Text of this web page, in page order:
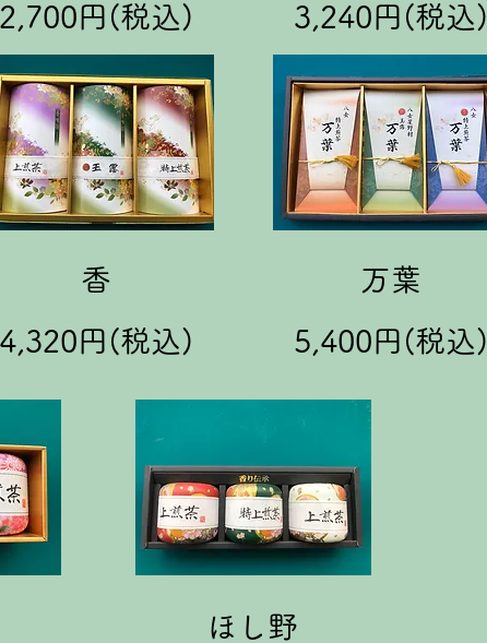
2,700円(税込)
香
4,320円(税込)
3,240円(税込)
万葉
5,400円(税込)
ほし野